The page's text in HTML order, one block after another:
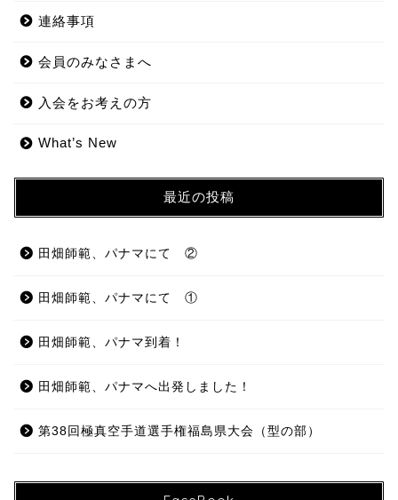
連絡事項
会員のみなさまへ
入会をお考えの方
What’s New
最近の投稿
田畑師範、パナマにて ②
田畑師範、パナマにて ①
田畑師範、パナマ到着！
田畑師範、パナマへ出発しました！
第38回極真空手道選手権福島県大会（型の部）